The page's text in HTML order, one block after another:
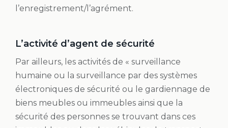
l’enregistrement/l’agrément.
L’activité d’agent de sécurité
Par ailleurs, les activités de « surveillance
humaine ou la surveillance par des systèmes
électroniques de sécurité ou le gardiennage de
biens meubles ou immeubles ainsi que la
sécurité des personnes se trouvant dans ces